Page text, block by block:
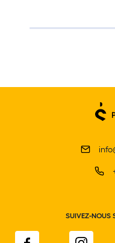
SUIVEZ-NOUS